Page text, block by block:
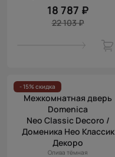
18 787 ₽
22 103 ₽
- 15% скидка
Межкомнатная дверь
Domenica
Neo Classic Decoro /
Доменика Нео Классик
Декоро
Олива тёмная